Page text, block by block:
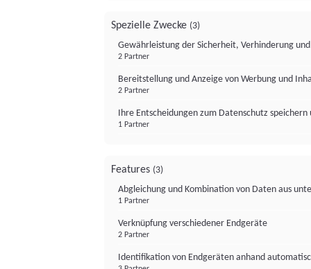
Spezielle Zwecke (3)
Gewährleistung der Sicherheit, Verhinderung
2 Partner
Bereitstellung und Anzeige von Werbung und
2 Partner
Ihre Entscheidungen zum Datenschutz
1 Partner
Features (3)
Abgleichung und Kombination von Daten aus
1 Partner
Verknüpfung verschiedener Endgeräte
2 Partner
Identifikation von Endgeräten anhand